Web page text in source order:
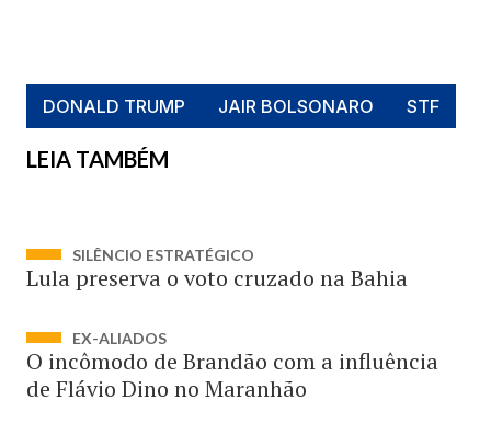
DONALD TRUMP JAIR BOLSONARO STF
LEIA TAMBÉM
SILÊNCIO ESTRATÉGICO
Lula preserva o voto cruzado na Bahia
EX-ALIADOS
O incômodo de Brandão com a influência
de Flávio Dino no Maranhão